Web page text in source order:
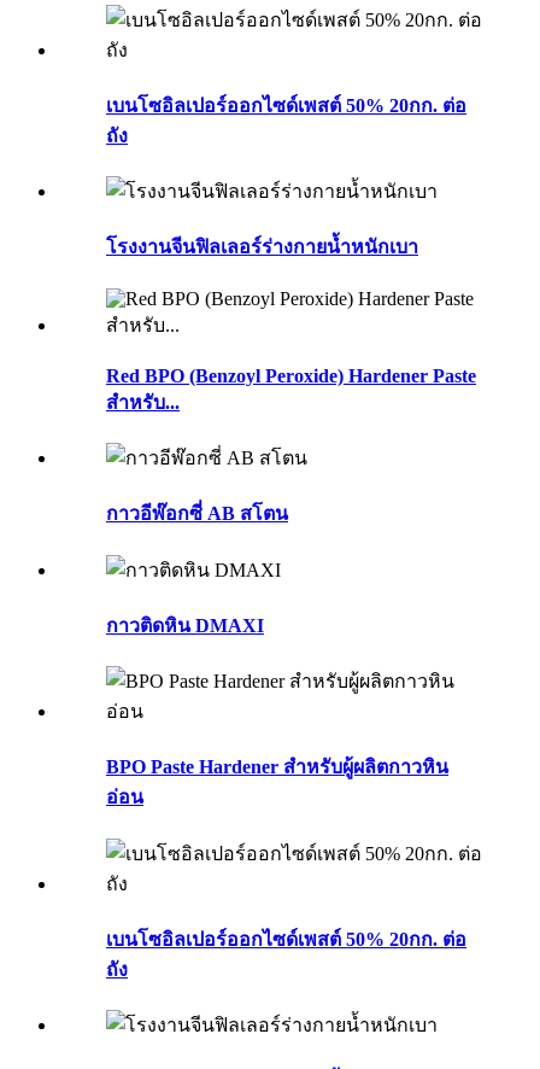
เบนโซอิลเปอร์ออกไซด์เพสต์ 50% 20กก. ต่อ
ถัง
โรงงานจีนฟิลเลอร์ร่างกายน้ำหนักเบา
Red BPO (Benzoyl Peroxide) Hardener Paste
สำหรับ...
กาวอีพ๊อกซี่ AB สโตน
กาวติดหิน DMAXI
BPO Paste Hardener สำหรับผู้ผลิตกาวหิน
อ่อน
เบนโซอิลเปอร์ออกไซด์เพสต์ 50% 20กก. ต่อ
ถัง